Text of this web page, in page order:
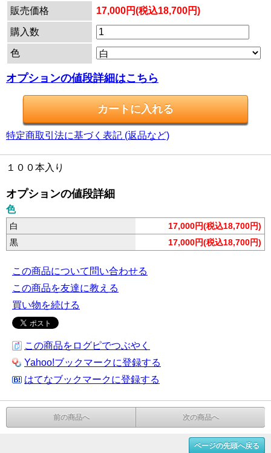
販売価格 17,000円(税込18,700円)
購入数
色
オプションの値段詳細はこちら
特定商取引法に基づく表記 (返品など)
１００本入り
オプションの値段詳細
色
白
17,000円(税込18,700円)
黒
17,000円(税込18,700円)
この商品について問い合わせる
この商品を友達に教える
買い物を続ける
この商品をログピでつぶやく
Yahoo!ブックマークに登録する
はてなブックマークに登録する
前の商品へ 次の商品へ
ページの先頭へ戻る